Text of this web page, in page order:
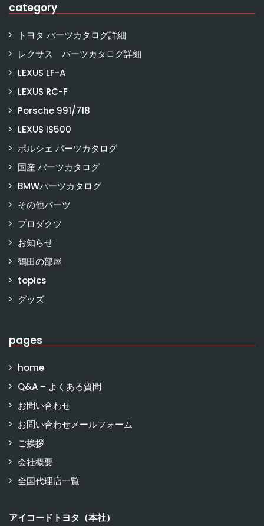
category
トヨタ パーツカタログ詳細
レクサス パーツカタログ詳細
LEXUS LF-A
LEXUS RC-F
Porsche 991/718
LEXUS IS500
ポルシェ パーツカタログ
国産 パーツカタログ
BMWパーツカタログ
その他パーツ
プロダクツ
お知らせ
鶴田の部屋
topics
グッズ
pages
home
Q&A – よくある質問
お問い合わせ
お問い合わせメールフォーム
ご挨拶
会社概要
全国代理店一覧
アイコードトヨタ（本社）